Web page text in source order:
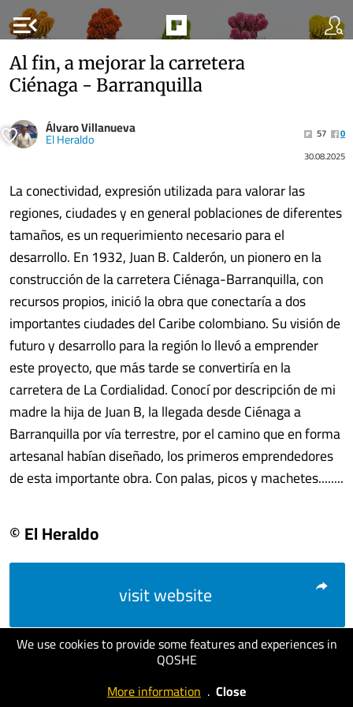
menu_open
We use cookies to provide some features and experiences in
QOSHE
More information . Close
Al fin, a mejorar la carretera
Ciénaga - Barranquilla
Álvaro Villanueva
El Heraldo 57
0
30.08.2025
La conectividad, expresión utilizada para valorar las
regiones, ciudades y en general poblaciones de diferentes
tamaños, es un requerimiento necesario para el
desarrollo. En 1932, Juan B. Calderón, un pionero en la
construcción de la carretera Ciénaga-Barranquilla, con
recursos propios, inició la obra que conectaría a dos
importantes ciudades del Caribe colombiano. Su visión de
futuro y desarrollo para la región lo llevó a emprender
este proyecto, que más tarde se convertiría en la
carretera de La Cordialidad. Conocí por descripción de mi
madre la hija de Juan B, la llegada desde Ciénaga a
Barranquilla por vía terrestre, por el camino que en forma
artesanal habían diseñado, los primeros emprendedores
de esta importante obra. Con palas, picos y machetes........
© El Heraldo
visit website